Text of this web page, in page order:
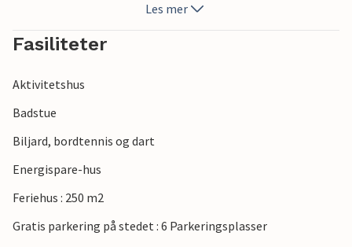
gode innkjøp eller unne deg et deilig måltid på en av de
mange restaurantene.
Les mer
Fasiliteter
Aktivitetshus
Badstue
Biljard, bordtennis og dart
Energispare-hus
Feriehus : 250 m2
Gratis parkering på stedet : 6 Parkeringsplasser